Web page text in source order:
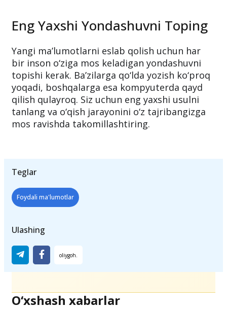
Eng Yaxshi Yondashuvni Toping
Yangi ma’lumotlarni eslab qolish uchun har
bir inson o‘ziga mos keladigan yondashuvni
topishi kerak. Ba’zilarga qo‘lda yozish ko‘proq
yoqadi, boshqalarga esa kompyuterda qayd
qilish qulayroq. Siz uchun eng yaxshi usulni
tanlang va o‘qish jarayonini o‘z tajribangizga
mos ravishda takomillashtiring.
Teglar
Foydali ma'lumotlar
Ulashing
O‘xshash xabarlar